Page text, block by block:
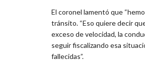
El coronel lamentó que
tránsito. “Eso quiere decir
exceso de velocidad, la
seguir fiscalizando esa
fallecidas”.